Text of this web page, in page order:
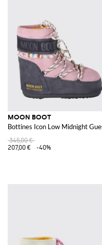
MOON BOOT
Bottines Icon Low Midnight
345,00 €
207,00 €
-40%